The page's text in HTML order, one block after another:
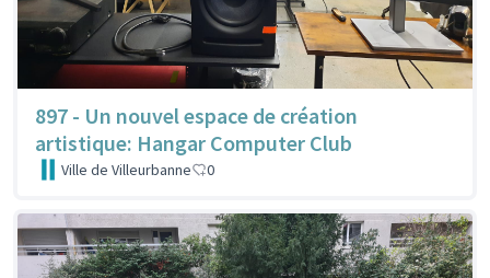
897 - Un nouvel espace de création
artistique: Hangar Computer Club
Ville de Villeurbanne 0